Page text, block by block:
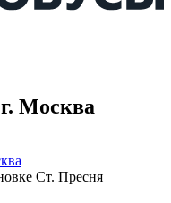
Москва
Ст. Пресня